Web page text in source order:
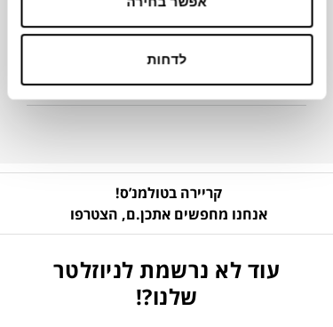
לדחות
מק"ט
פרטים נוספים
קריירה בטולמנ’ס!
אנחנו מחפשים אתכן.ם, הצטרפו
עוד לא נרשמת לניוזלטר
שלנו?!